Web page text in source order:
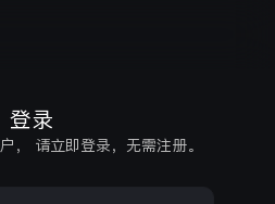
登录
， 请立即登录，无需注册。